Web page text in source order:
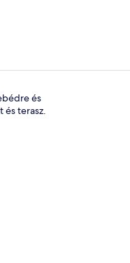
és
és terasz.